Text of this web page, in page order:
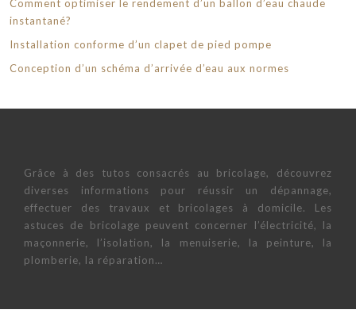
Comment optimiser le rendement d’un ballon d’eau chaude
instantané?
Installation conforme d’un clapet de pied pompe
Conception d’un schéma d’arrivée d’eau aux normes
Grâce à des tutos consacrés au bricolage, découvrez
diverses informations pour réussir un dépannage,
effectuer des travaux et bricolages à domicile. Les
astuces de bricolage peuvent concerner l’électricité, la
maçonnerie, l’isolation, la menuiserie, la peinture, la
plomberie, la réparation…